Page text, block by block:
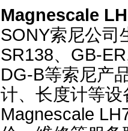
Magnescale
SONY索尼公司
SR138、GB-
DG-B等索尼产
计、长度计等
Magnescale